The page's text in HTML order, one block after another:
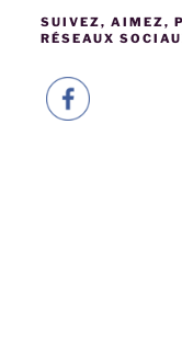
SUIVEZ, AIMEZ,
RÉSEAUX